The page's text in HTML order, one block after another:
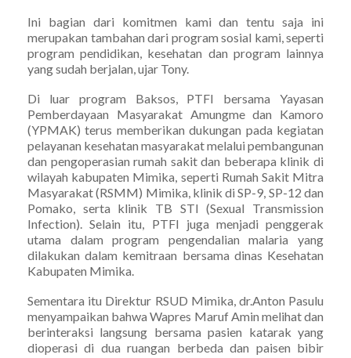
Ini bagian dari komitmen kami dan tentu saja ini
merupakan tambahan dari program sosial kami, seperti
program pendidikan, kesehatan dan program lainnya
yang sudah berjalan, ujar Tony.
Di luar program Baksos, PTFI bersama Yayasan
Pemberdayaan Masyarakat Amungme dan Kamoro
(YPMAK) terus memberikan dukungan pada kegiatan
pelayanan kesehatan masyarakat melalui pembangunan
dan pengoperasian rumah sakit dan beberapa klinik di
wilayah kabupaten Mimika, seperti Rumah Sakit Mitra
Masyarakat (RSMM) Mimika, klinik di SP-9, SP-12 dan
Pomako, serta klinik TB STI (Sexual Transmission
Infection). Selain itu, PTFI juga menjadi penggerak
utama dalam program pengendalian malaria yang
dilakukan dalam kemitraan bersama dinas Kesehatan
Kabupaten Mimika.
Sementara itu Direktur RSUD Mimika, dr.Anton Pasulu
menyampaikan bahwa Wapres Maruf Amin melihat dan
berinteraksi langsung bersama pasien katarak yang
dioperasi di dua ruangan berbeda dan paisen bibir